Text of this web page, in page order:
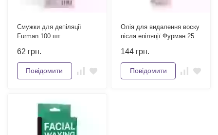
Смужки для депіляції
Furman 100 шт
62 грн.
Повідомити
Олія для видалення воску
після епіляції Фурман 250
144 грн.
Повідомити